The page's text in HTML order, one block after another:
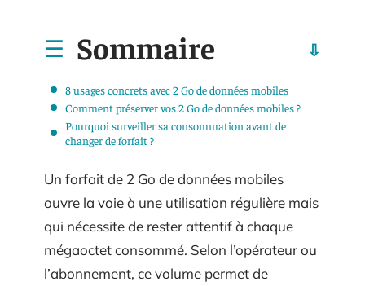
Sommaire
8 usages concrets avec 2 Go de données mobiles
Comment préserver vos 2 Go de données mobiles ?
Pourquoi surveiller sa consommation avant de
changer de forfait ?
Un forfait de 2 Go de données mobiles
ouvre la voie à une utilisation régulière mais
qui nécessite de rester attentif à chaque
mégaoctet consommé. Selon l’opérateur ou
l’abonnement, ce volume permet de